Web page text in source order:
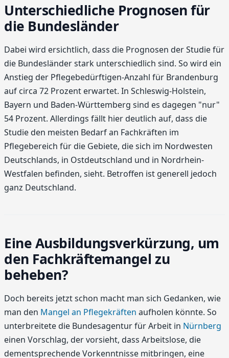
Unterschiedliche Prognosen für
die Bundesländer
Dabei wird ersichtlich, dass die Prognosen der Studie für
die Bundesländer stark unterschiedlich sind. So wird ein
Anstieg der Pflegebedürftigen-Anzahl für Brandenburg
auf circa 72 Prozent erwartet. In Schleswig-Holstein,
Bayern und Baden-Württemberg sind es dagegen "nur"
54 Prozent. Allerdings fällt hier deutlich auf, dass die
Studie den meisten Bedarf an Fachkräften im
Pflegebereich für die Gebiete, die sich im Nordwesten
Deutschlands, in Ostdeutschland und in Nordrhein-
Westfalen befinden, sieht. Betroffen ist generell jedoch
ganz Deutschland.
Eine Ausbildungsverkürzung, um
den Fachkräftemangel zu
beheben?
Doch bereits jetzt schon macht man sich Gedanken, wie
man den Mangel an Pflegekräften aufholen könnte. So
unterbreitete die Bundesagentur für Arbeit in Nürnberg
einen Vorschlag, der vorsieht, dass Arbeitslose, die
dementsprechende Vorkenntnisse mitbringen, eine